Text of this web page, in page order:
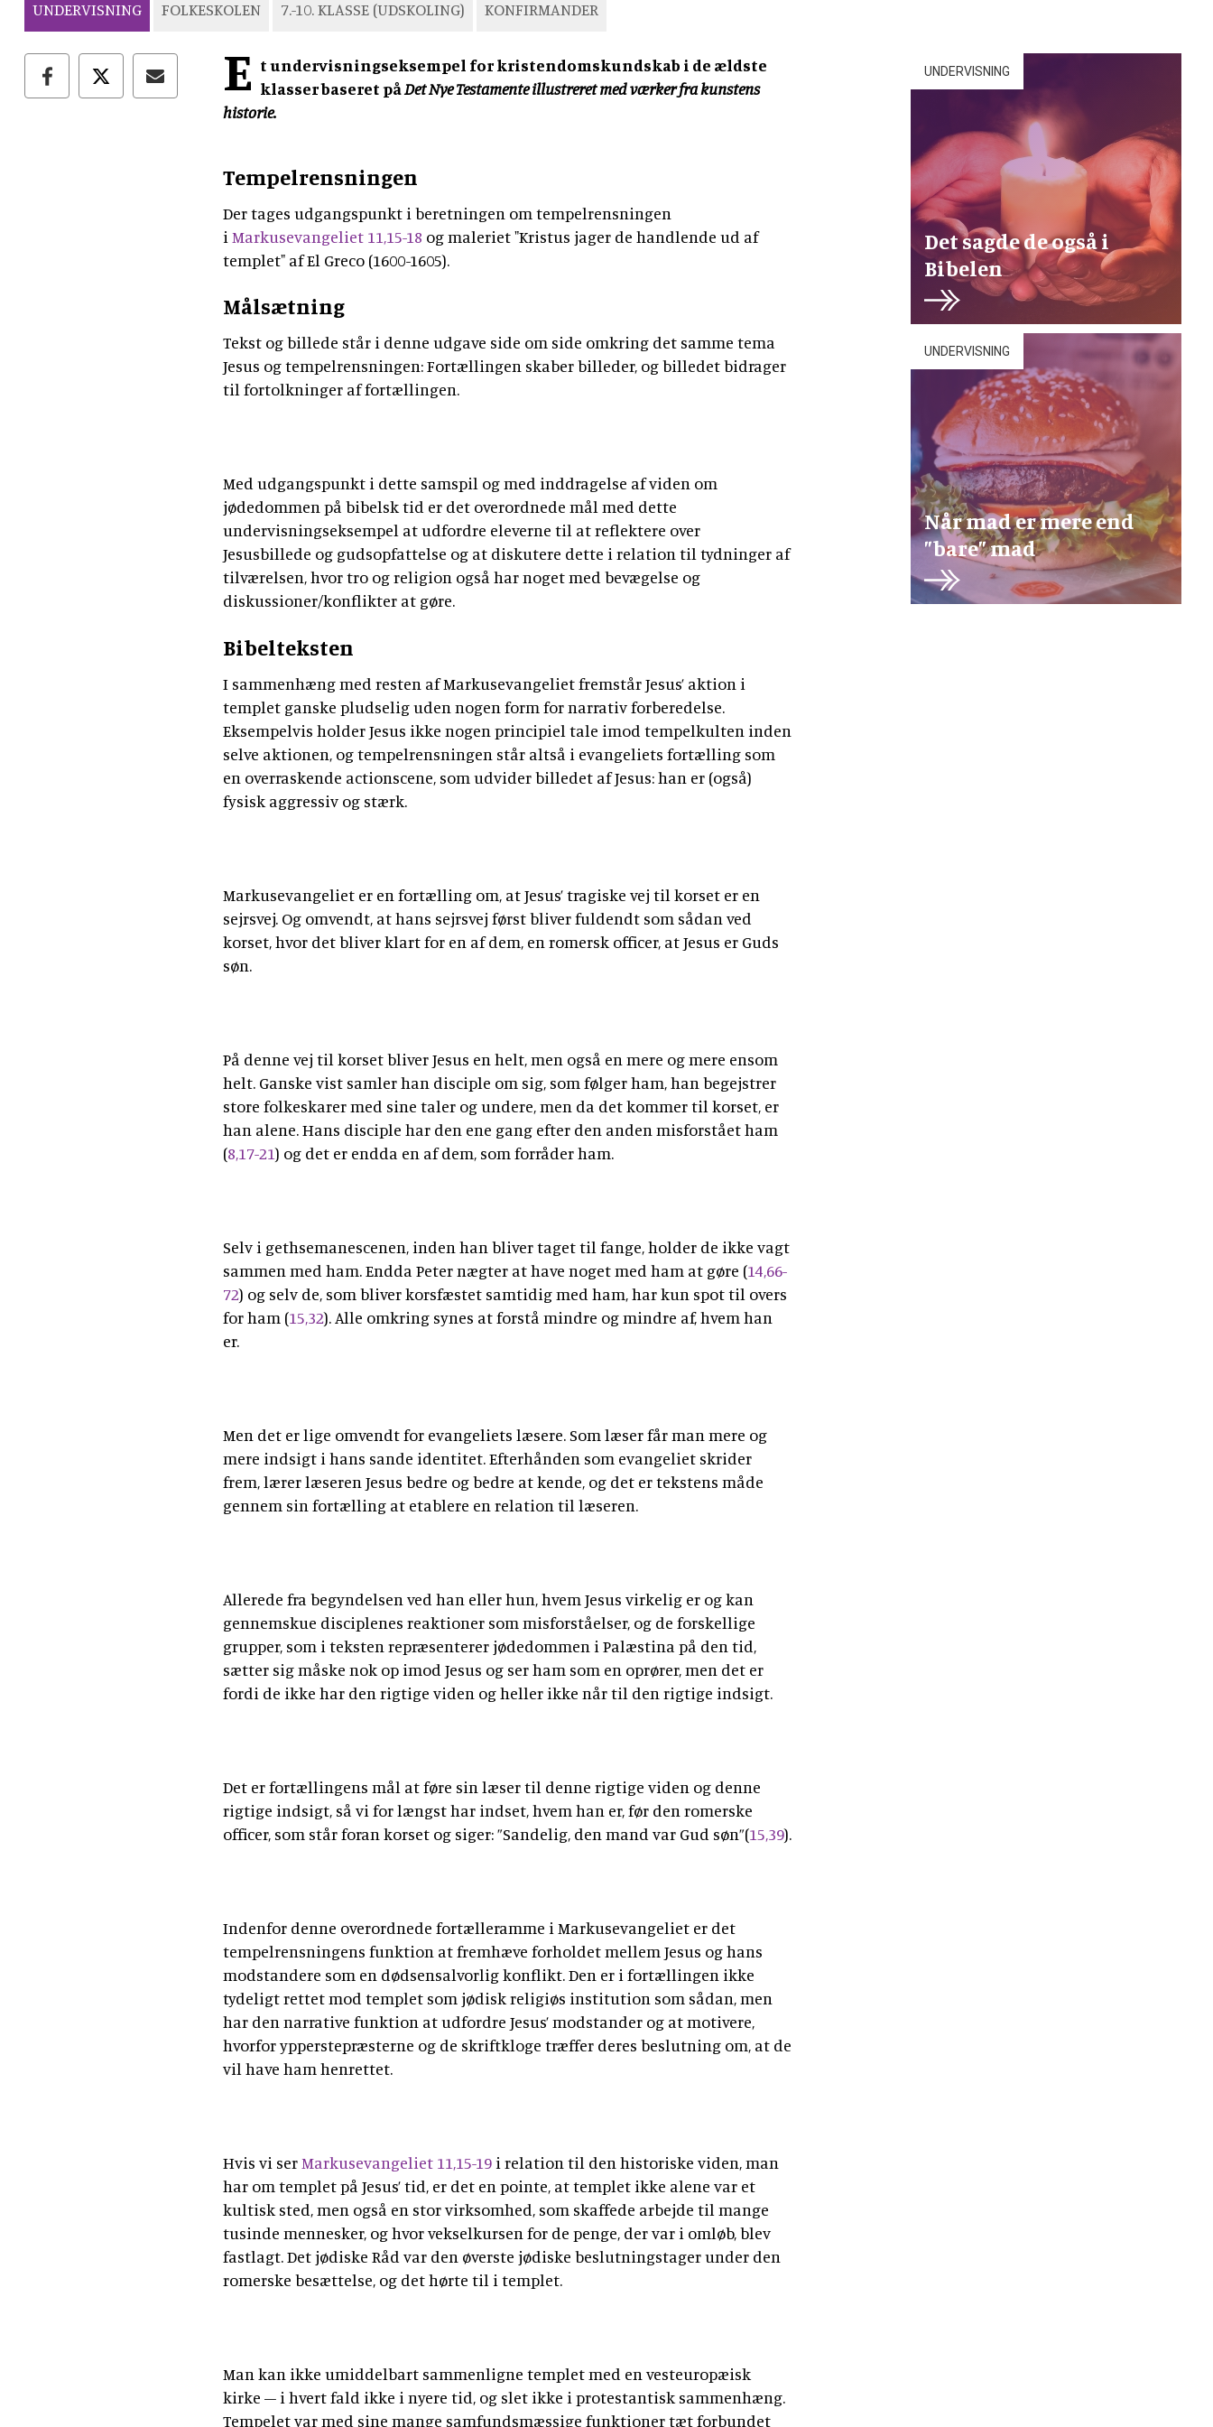
UNDERVISNING FOLKESKOLEN 7.-10. KLASSE (UDSKOLING) KONFIRMANDER
E t undervisningseksempel for kristendomskundskab i de ældste
klasser baseret påDet Nye Testamente illustreret med værker fra kunstens
historie.
Tempelrensningen
Der tages udgangspunkt i beretningen om tempelrensningen
i Markusevangeliet 11,15-18 og maleriet "Kristus jager de handlende ud af
templet" af El Greco (1600-1605).
Målsætning
Tekst og billede står i denne udgave side om side omkring det samme tema
Jesus og tempelrensningen: Fortællingen skaber billeder, og billedet bidrager
til fortolkninger af fortællingen.
Med udgangspunkt i dette samspil og med inddragelse af viden om
jødedommen på bibelsk tid er det overordnede mål med dette
undervisningseksempel at udfordre eleverne til at reflektere over
Jesusbillede og gudsopfattelse og at diskutere dette i relation til tydninger af
tilværelsen, hvor tro og religion også har noget med bevægelse og
diskussioner/konflikter at gøre.
Bibelteksten
I sammenhæng med resten af Markusevangeliet fremstår Jesus’ aktion i
templet ganske pludselig uden nogen form for narrativ forberedelse.
Eksempelvis holder Jesus ikke nogen principiel tale imod tempelkulten inden
selve aktionen, og tempelrensningen står altså i evangeliets fortælling som
en overraskende actionscene, som udvider billedet af Jesus: han er (også)
fysisk aggressiv og stærk.
Markusevangeliet er en fortælling om, at Jesus’ tragiske vej til korset er en
sejrsvej. Og omvendt, at hans sejrsvej først bliver fuldendt som sådan ved
korset, hvor det bliver klart for en af dem, en romersk officer, at Jesus er Guds
søn.
På denne vej til korset bliver Jesus en helt, men også en mere og mere ensom
helt. Ganske vist samler han disciple om sig, som følger ham, han begejstrer
store folkeskarer med sine taler og undere, men da det kommer til korset, er
han alene. Hans disciple har den ene gang efter den anden misforstået ham
(8,17-21) og det er endda en af dem, som forråder ham.
Selv i gethsemanescenen, inden han bliver taget til fange, holder de ikke vagt
sammen med ham. Endda Peter nægter at have noget med ham at gøre (14,66-
72) og selv de, som bliver korsfæstet samtidig med ham, har kun spot til overs
for ham (15,32). Alle omkring synes at forstå mindre og mindre af, hvem han
er.
Men det er lige omvendt for evangeliets læsere. Som læser får man mere og
mere indsigt i hans sande identitet. Efterhånden som evangeliet skrider
frem, lærer læseren Jesus bedre og bedre at kende, og det er tekstens måde
gennem sin fortælling at etablere en relation til læseren.
Allerede fra begyndelsen ved han eller hun, hvem Jesus virkelig er og kan
gennemskue disciplenes reaktioner som misforståelser, og de forskellige
grupper, som i teksten repræsenterer jødedommen i Palæstina på den tid,
sætter sig måske nok op imod Jesus og ser ham som en oprører, men det er
fordi de ikke har den rigtige viden og heller ikke når til den rigtige indsigt.
Det er fortællingens mål at føre sin læser til denne rigtige viden og denne
rigtige indsigt, så vi for længst har indset, hvem han er, før den romerske
officer, som står foran korset og siger: ”Sandelig, den mand var Gud søn”(15,39).
Indenfor denne overordnede fortælleramme i Markusevangeliet er det
tempelrensningens funktion at fremhæve forholdet mellem Jesus og hans
modstandere som en dødsensalvorlig konflikt. Den er i fortællingen ikke
tydeligt rettet mod templet som jødisk religiøs institution som sådan, men
har den narrative funktion at udfordre Jesus’ modstander og at motivere,
hvorfor ypperstepræsterne og de skriftkloge træffer deres beslutning om, at de
vil have ham henrettet.
Hvis vi serMarkusevangeliet 11,15-19i relation til den historiske viden, man
har om templet på Jesus’ tid, er det en pointe, at templet ikke alene var et
kultisk sted, men også en stor virksomhed, som skaffede arbejde til mange
tusinde mennesker, og hvor vekselkursen for de penge, der var i omløb, blev
fastlagt. Det jødiske Råd var den øverste jødiske beslutningstager under den
romerske besættelse, og det hørte til i templet.
Man kan ikke umiddelbart sammenligne templet med en vesteuropæisk
kirke – i hvert fald ikke i nyere tid, og slet ikke i protestantisk sammenhæng.
Tempelet var med sine mange samfundsmæssige funktioner tæt forbundet
UNDERVISNING
Det sagde de også i
Bibelen
UNDERVISNING
Når mad er mere end
”bare” mad